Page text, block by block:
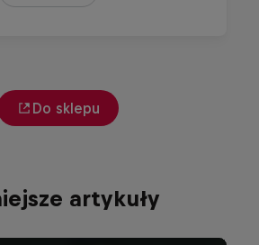
Do sklepu
artykuły